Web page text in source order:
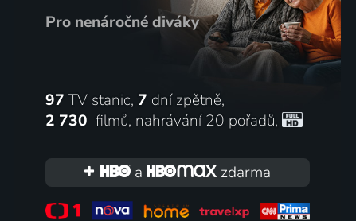
Pro nenáročné diváky
97 TV stanic, 7 dní zpětně,
2 730 filmů, nahrávání 20 pořadů,
a zdarma